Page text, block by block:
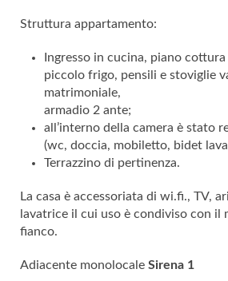
Struttura appartamento:
Ingresso in cucina, piano
piccolo frigo, pensili e stoviglie
matrimoniale,
armadio 2 ante;
all’interno della camera è stato
(wc, doccia, mobiletto, bidet
Terrazzino di pertinenza.
La casa è accessoriata di wi.fi., TV,
lavatrice il cui uso è condiviso con il
fianco.
Adiacente monolocale Sirena 1